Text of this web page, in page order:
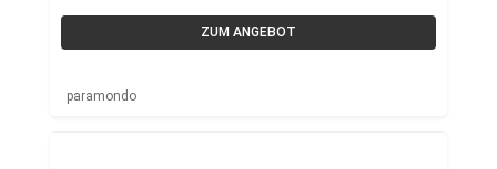
ZUM ANGEBOT
paramondo